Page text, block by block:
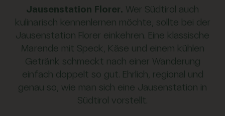
Jausenstation Florer. Wer Südtirol auch
kulinarisch kennenlernen möchte, sollte bei der
Jausenstation Florer einkehren. Eine klassische
Marende mit Speck, Käse und einem kühlen
Getränk schmeckt nach einer Wanderung
einfach doppelt so gut. Ehrlich, regional und
genau so, wie man sich eine Jausenstation in
Südtirol vorstellt.